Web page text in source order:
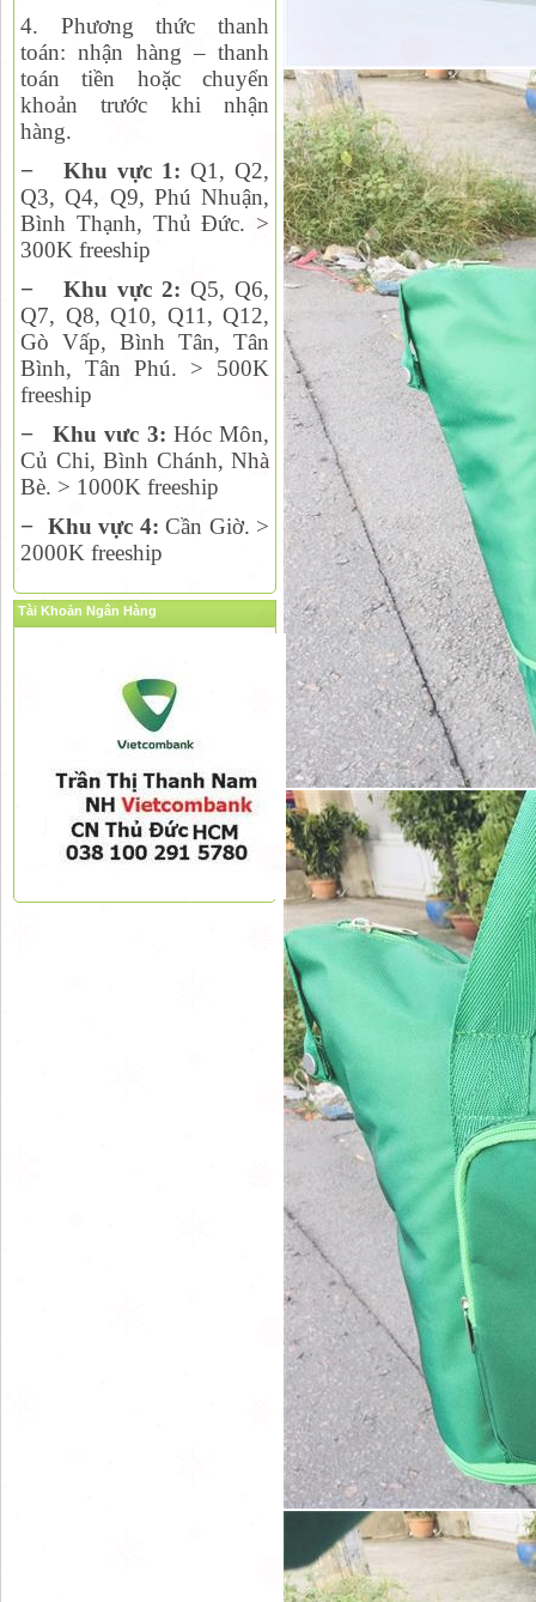
4. Phương thức thanh
toán: nhận hàng – thanh
toán tiền hoặc chuyển
khoản trước khi nhận
hàng.
−
Khu vực 1: Q1, Q2,
Q3, Q4, Q9, Phú Nhuận,
Bình Thạnh, Thủ Đức. >
300K freeship
−
Khu vực 2: Q5, Q6,
Q7, Q8, Q10, Q11, Q12,
Gò Vấp, Bình Tân, Tân
Bình, Tân Phú. > 500K
freeship
−
Khu vưc 3: Hóc Môn,
Củ Chi, Bình Chánh, Nhà
Bè. > 1000K freeship
− Khu vực 4:Cần Giờ. >
2000K freeship
Tài Khoản Ngân Hàng